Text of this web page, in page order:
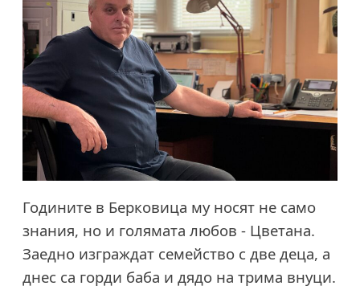
Годините в Берковица му носят не само
знания, но и голямата любов - Цветана.
Заедно изграждат семейство с две деца, а
днес са горди баба и дядо на трима внуци.